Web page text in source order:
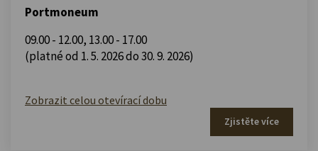
Portmoneum
09.00 - 12.00, 13.00 - 17.00
(platné od 1. 5. 2026 do 30. 9. 2026)
Zobrazit celou otevírací dobu
Zjistěte více